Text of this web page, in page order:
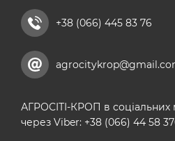
+38 (066) 445 83 76
АГРОСІТІ-КРОП в
через Viber: +38 (066) 44 58